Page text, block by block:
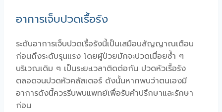
อาการเจ็บปวดเรื้อรัง
ระดับอาการเจ็บปวดเรื้อรังนี้เป็นเสมือนสัญญาณเตือน
ก่อนถึงระดับรุนแรง โดยผู้ป่วยมักจะปวดเมื่อยซ้ำ ๆ
บริเวณเดิม ๆ เป็นระยะเวลาติดต่อกัน ปวดหัวเรื้อรัง
ตลอดจนปวดหัวคลัสเตอร์ ดังนั้นหากพบว่าตนเองมี
อาการดังนี้ควรรีบพบแพทย์เพื่อรับคำปรึกษาและรักษา
ก่อน